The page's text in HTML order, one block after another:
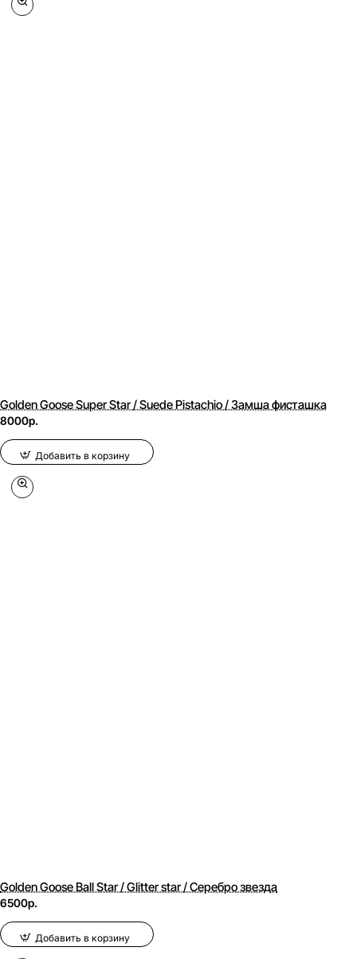
Golden Goose Super Star / Suede Pistachio / Замша фисташка
8000р.
Добавить в корзину
Golden Goose Ball Star / Glitter star / Серебро звезда
6500р.
Добавить в корзину